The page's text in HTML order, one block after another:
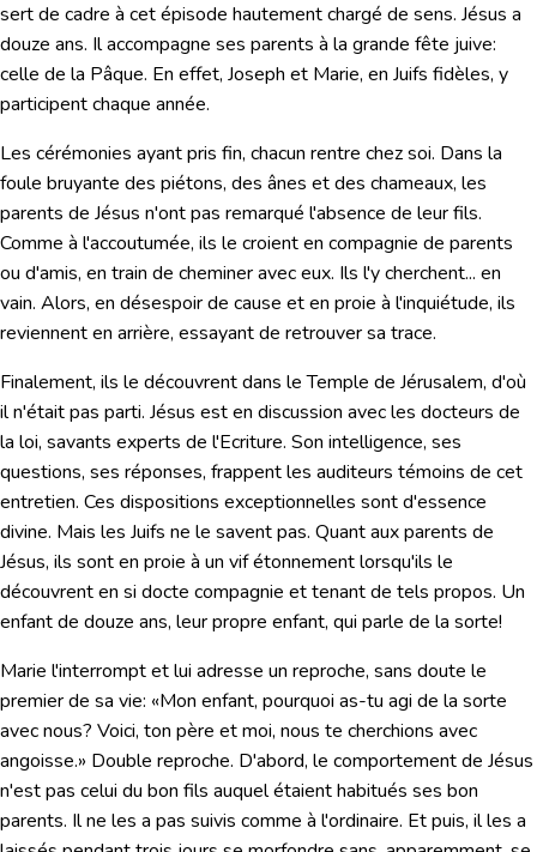
sert de cadre à cet épisode hautement chargé de sens. Jésus a
douze ans. Il accompagne ses parents à la grande fête juive:
celle de la Pâque. En effet, Joseph et Marie, en Juifs fidèles, y
participent chaque année.
Les cérémonies ayant pris fin, chacun rentre chez soi. Dans la
foule bruyante des piétons, des ânes et des chameaux, les
parents de Jésus n'ont pas remarqué l'absence de leur fils.
Comme à l'accoutumée, ils le croient en compagnie de parents
ou d'amis, en train de cheminer avec eux. Ils l'y cherchent... en
vain. Alors, en désespoir de cause et en proie à l'inquiétude, ils
reviennent en arrière, essayant de retrouver sa trace.
Finalement, ils le découvrent dans le Temple de Jérusalem, d'où
il n'était pas parti. Jésus est en discussion avec les docteurs de
la loi, savants experts de l'Ecriture. Son intelligence, ses
questions, ses réponses, frappent les auditeurs témoins de cet
entretien. Ces dispositions exceptionnelles sont d'essence
divine. Mais les Juifs ne le savent pas. Quant aux parents de
Jésus, ils sont en proie à un vif étonnement lorsqu'ils le
découvrent en si docte compagnie et tenant de tels propos. Un
enfant de douze ans, leur propre enfant, qui parle de la sorte!
Marie l'interrompt et lui adresse un reproche, sans doute le
premier de sa vie: «Mon enfant, pourquoi as-tu agi de la sorte
avec nous? Voici, ton père et moi, nous te cherchions avec
angoisse.» Double reproche. D'abord, le comportement de Jésus
n'est pas celui du bon fils auquel étaient habitués ses bon
parents. Il ne les a pas suivis comme à l'ordinaire. Et puis, il les a